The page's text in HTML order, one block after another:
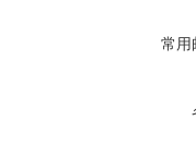
常用